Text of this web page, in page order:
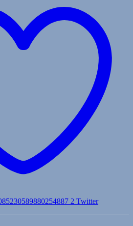
2 Twitter